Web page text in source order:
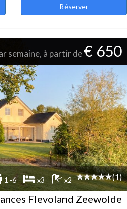
Réserver
semaine, à partir de€ 650
1 -6 x3 x2 (1)
Flevoland Zeewolde